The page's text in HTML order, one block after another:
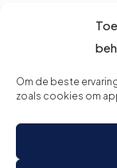
Om de beste
zoals cookies om